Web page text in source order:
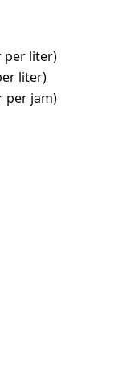
per liter)
liter)
per jam)